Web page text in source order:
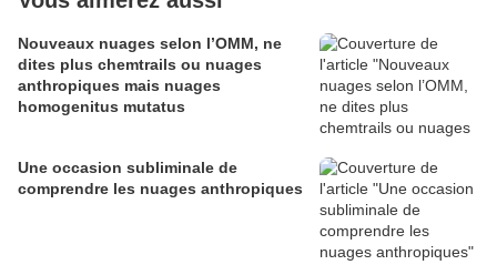
Nouveaux nuages selon l’OMM, ne
dites plus chemtrails ou nuages
anthropiques mais nuages
homogenitus mutatus
Une occasion subliminale de
comprendre les nuages anthropiques